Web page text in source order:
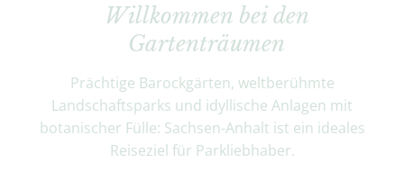
Willkommen bei den
Gartenträumen
Prächtige Barockgärten, weltberühmte
Landschaftsparks und idyllische Anlagen mit
botanischer Fülle: Sachsen-Anhalt ist ein ideales
Reiseziel für Parkliebhaber.